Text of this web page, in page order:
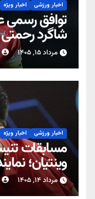
اخبار ورزشی اخبار ویژه
توافق رسمی
شاگرد
مرداد ۱۵, ۱۴۰۵
اخبار ورزشی اخبار ویژه
مسابقات
وینتیان؛
مرداد ۱۴, ۱۴۰۵